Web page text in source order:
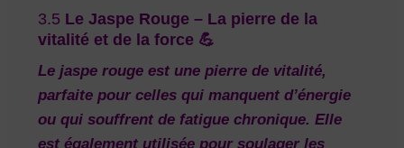
3.5 Le Jaspe Rouge – La pierre de la
vitalité et de la force 💪
Le jaspe rouge est une pierre de vitalité,
parfaite pour celles qui manquent d’énergie
ou qui souffrent de fatigue chronique. Elle
est également utilisée pour soulager les